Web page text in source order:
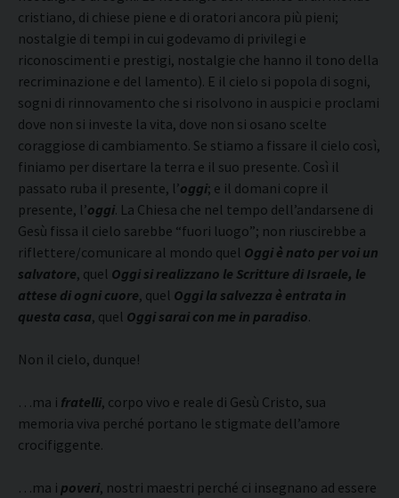
cristiano, di chiese piene e di oratori ancora più pieni;
nostalgie di tempi in cui godevamo di privilegi e
riconoscimenti e prestigi, nostalgie che hanno il tono della
recriminazione e del lamento). E il cielo si popola di sogni,
sogni di rinnovamento che si risolvono in auspici e proclami
dove non si investe la vita, dove non si osano scelte
coraggiose di cambiamento. Se stiamo a fissare il cielo così,
finiamo per disertare la terra e il suo presente. Così il
passato ruba il presente, l’oggi; e il domani copre il
presente, l’oggi. La Chiesa che nel tempo dell’andarsene di
Gesù fissa il cielo sarebbe “fuori luogo”; non riuscirebbe a
riflettere/comunicare al mondo quel Oggi è nato per voi un
salvatore, quel Oggi si realizzano le Scritture di Israele, le
attese di ogni cuore, quel Oggi la salvezza è entrata in
questa casa, quel Oggi sarai con me in paradiso.
Non il cielo, dunque!
…ma i fratelli, corpo vivo e reale di Gesù Cristo, sua
memoria viva perché portano le stigmate dell’amore
crocifiggente.
…ma i poveri, nostri maestri perché ci insegnano ad essere